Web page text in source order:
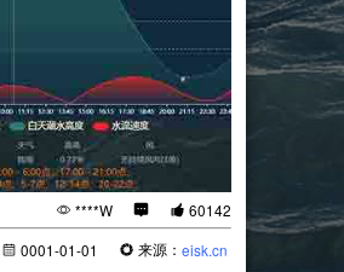
****W
60142
0001-01-01 来源：eisk.cn